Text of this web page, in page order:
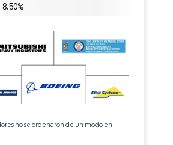
8.50%
no se ordenaron de un modo en